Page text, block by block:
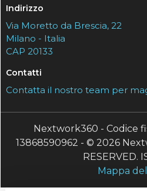
Indirizzo
Via Moretto da Brescia, 22
Milano - Italia
CAP 20133
Contatti
Contatta il nostro team per
Nextwork360 - Codice
13868590962 - © 2026
RESERVED.
Mappa